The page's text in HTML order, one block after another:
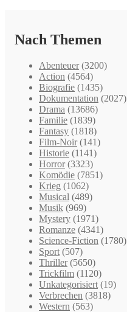
Nach Themen
Abenteuer (3200)
Action (4564)
Biografie (1435)
Dokumentation (2027)
Drama (13686)
Familie (1839)
Fantasy (1818)
Film-Noir (141)
Historie (1141)
Horror (3323)
Komödie (7851)
Krieg (1062)
Musical (489)
Musik (969)
Mystery (1971)
Romanze (4341)
Science-Fiction (1780)
Sport (507)
Thriller (5650)
Trickfilm (1120)
Unkategorisiert (19)
Verbrechen (3818)
Western (563)